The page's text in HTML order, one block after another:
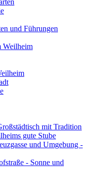
und Führungen
Weilheim
mit Tradition
gute Stube
und Umgebung -
- Sonne und